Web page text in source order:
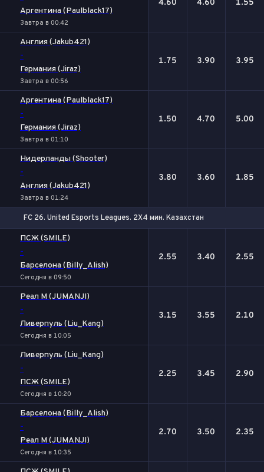
Аргентина (Paulblack17)
Завтра в 00:42
4.60 4.60 1.55
Англия (Jakub421)
-
Германия (Jiraz)
Завтра в 00:56
1.75 3.90 3.95
Аргентина (Paulblack17)
-
Германия (Jiraz)
Завтра в 01:10
1.50 4.70 5.00
Нидерланды (Shooter)
-
Англия (Jakub421)
Завтра в 01:24
3.80 3.60 1.85
FC 26. United Esports Leagues. 2X4 мин. Казахстан
ПСЖ (SMILE)
-
Барселона (Billy_Alish)
Сегодня в 09:50
2.55 3.40 2.55
Реал М (JUMANJI)
-
Ливерпуль (Liu_Kang)
Сегодня в 10:05
3.15 3.55 2.10
Ливерпуль (Liu_Kang)
-
ПСЖ (SMILE)
Сегодня в 10:20
2.25 3.45 2.90
Барселона (Billy_Alish)
-
Реал М (JUMANJI)
Сегодня в 10:35
2.70 3.50 2.35